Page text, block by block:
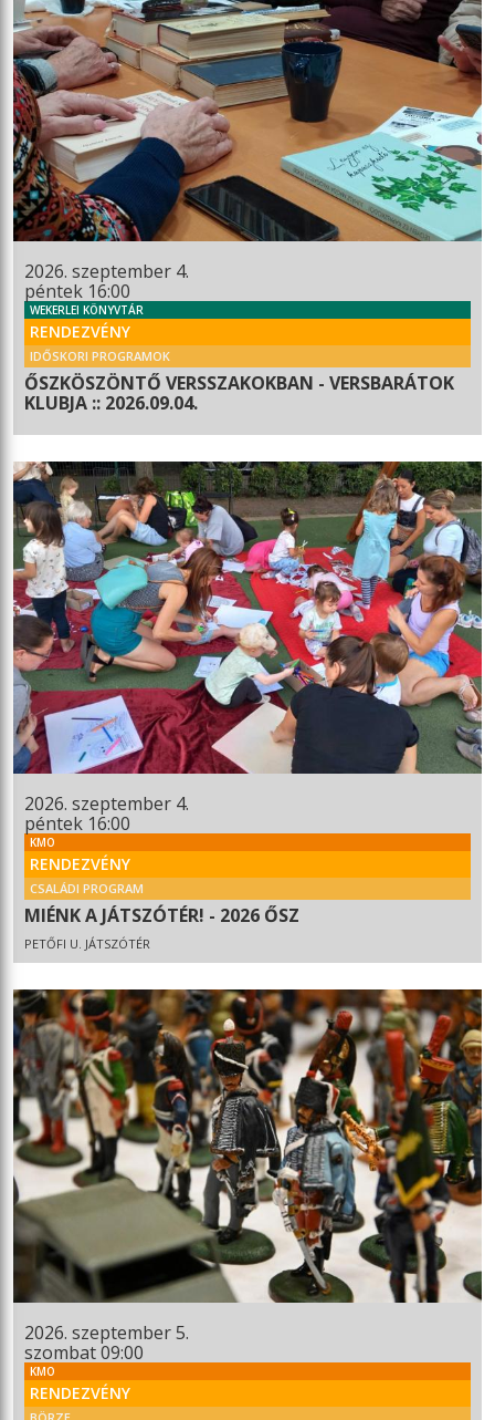
2026. szeptember 4.
péntek 16:00
WEKERLEI KÖNYVTÁR
RENDEZVÉNY
IDŐSKORI PROGRAMOK
ŐSZKÖSZÖNTŐ VERSSZAKOKBAN - VERSBARÁTOK
KLUBJA :: 2026.09.04.
2026. szeptember 4.
péntek 16:00
KMO
RENDEZVÉNY
CSALÁDI PROGRAM
MIÉNK A JÁTSZÓTÉR! - 2026 ŐSZ
PETŐFI U. JÁTSZÓTÉR
2026. szeptember 5.
szombat 09:00
KMO
RENDEZVÉNY